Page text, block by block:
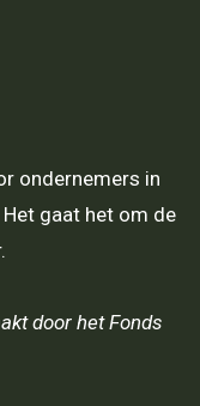
ondernemers in
gaat het om de
door het Fonds